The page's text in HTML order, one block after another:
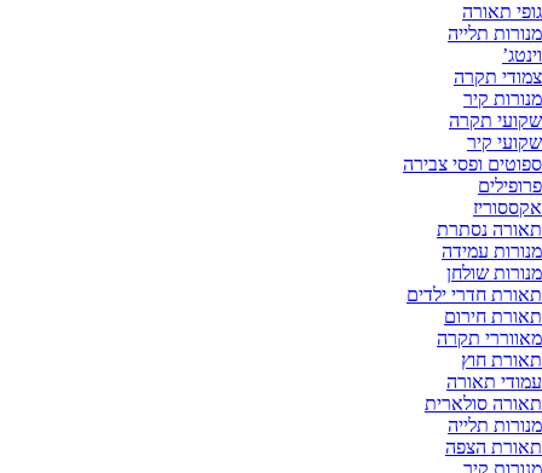
גופי תאורה
מנורות תלייה
וינטג’
צמודי תקרה
מנורות קיר
שקועי תקרה
שקועי קיר
ספוטים ופסי צבירה
פרופילים
אקססוריז
תאורה נסתרת
מנורות עמידה
מנורות שולחן
תאורת חדרי ילדים
תאורת חירום
מאווררי תקרה
תאורת חוץ
עמודי תאורה
תאורה סולארית
מנורות תלייה
תאורת הצפה